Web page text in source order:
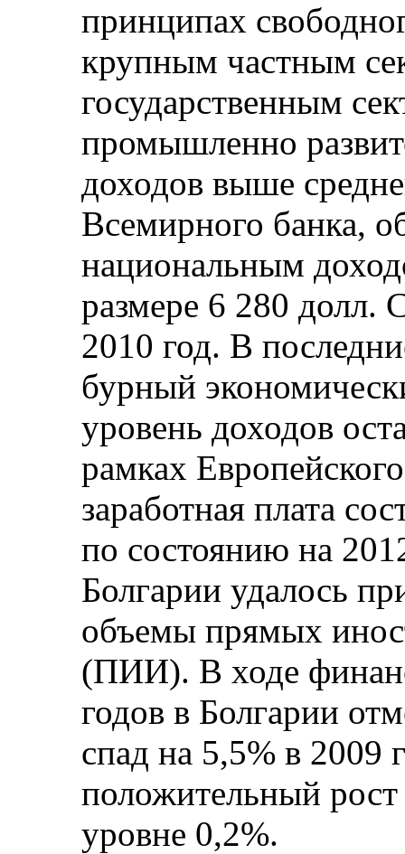
принципах
крупным частным
государственным
промышленно
доходов выше
Всемирного банка,
национальным
размере 6 280
2010 год. В
бурный
уровень доходов
рамках
заработная плата
по состоянию на
Болгарии удалось
объемы прямых
(ПИИ). В ходе
годов в Болгарии
спад на 5,5% в 2009
положительный
уровне 0,2%.